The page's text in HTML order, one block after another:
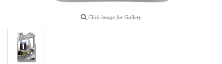
Click image for Gallery